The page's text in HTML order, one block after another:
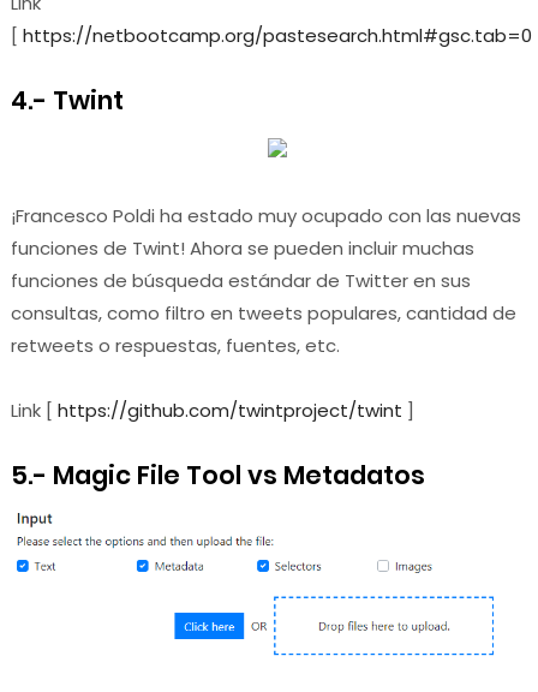
[ https://netbootcamp.org/pastesearch.html#gsc.tab=0
4.- Twint
¡Francesco Poldi ha estado muy ocupado con las nuevas
funciones de Twint! Ahora se pueden incluir muchas
funciones de búsqueda estándar de Twitter en sus
consultas, como filtro en tweets populares, cantidad de
retweets o respuestas, fuentes, etc.
Link [ https://github.com/twintproject/twint ]
5.- Magic File Tool vs Metadatos